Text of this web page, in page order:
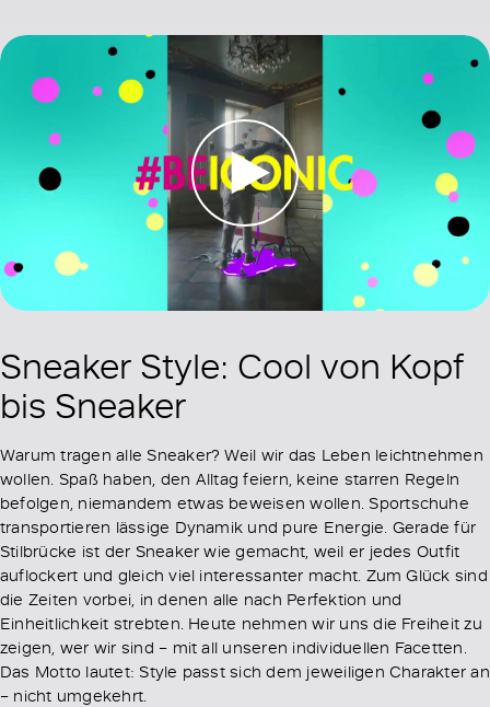
Sneaker Style: Cool von Kopf
bis Sneaker
Warum tragen alle Sneaker? Weil wir das Leben leichtnehmen
wollen. Spaß haben, den Alltag feiern, keine starren Regeln
befolgen, niemandem etwas beweisen wollen. Sportschuhe
transportieren lässige Dynamik und pure Energie. Gerade für
Stilbrücke ist der Sneaker wie gemacht, weil er jedes Outfit
auflockert und gleich viel interessanter macht. Zum Glück sind
die Zeiten vorbei, in denen alle nach Perfektion und
Einheitlichkeit strebten. Heute nehmen wir uns die Freiheit zu
zeigen, wer wir sind – mit all unseren individuellen Facetten.
Das Motto lautet: Style passt sich dem jeweiligen Charakter an
– nicht umgekehrt.